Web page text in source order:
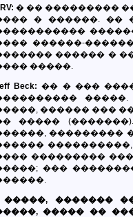
� �� ���������
� ������. ��
������-
������ �
�����.
Beck: �� � ���
������ ���
�����
���������
���������
���
�����, �������
����� ��